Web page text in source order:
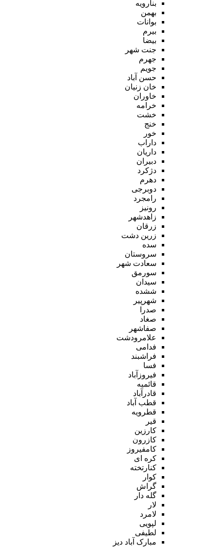
بنارویه
بهمن
بوانات
بیرم
بیضا
جنت شهر
جهرم
جویم
حسن آباد
خان زنیان
خاوران
خرامه
خشت
خنج
خور
داراب
داریان
دبیران
دژکرد
دهرم
دوبرجی
رامجرد
رونیز
زاهدشهر
زرقان
زرین دشت
سده
سروستان
سعادت شهر
سورمق
سیدان
ششده
شهرپیر
صدرا
صغاد
صفاشهر
علامرودشت
فدامی
فراشبند
فسا
فیروزآباد
قائمیه
قادرآباد
قطب آباد
قطرویه
قیر
کارزین
کازرون
کامفیروز
کره ای
کنارتخته
کوار
گراش
گله دار
لار
لامرد
لپویی
لطیفی
مبارک آباد دیز